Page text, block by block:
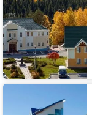
Гостиница